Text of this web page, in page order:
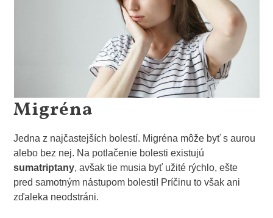
Migréna
Jedna z najčastejších bolestí. Migréna môže byť s aurou
alebo bez nej. Na potlačenie bolesti existujú
sumatriptany, avšak tie musia byť užité rýchlo, ešte
pred samotným nástupom bolesti! Príčinu to však ani
zďaleka neodstráni.